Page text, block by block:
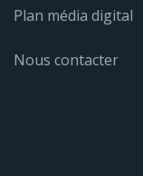
Plan média digital
Nous contacter